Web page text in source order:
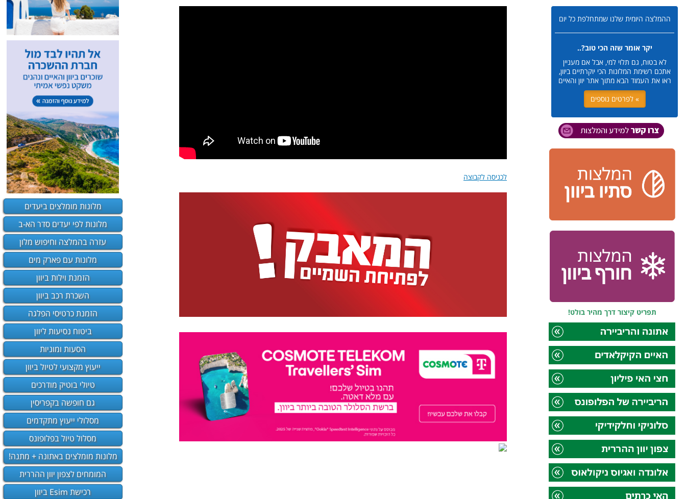
ההמלצה היומית שלנו שמתחלפת כל יום
יקר אומר שזה הכי טוב?..
לא בטוח, גם תלוי למי, אבל אם מעניין
אתכם רשימת המלונות הכי יוקרתיים ביוון,
ראו את העמוד הבא מתוך אתר יוון והאיים
» לפרטים נוספים
תפריט קיצור דרך מהיר בולט!
לכניסה לקבוצה
מלונות מומלצים ביעדים
מלונות לפי יעדים סדר הא-ב
עזרה בהמלצה וחיפוש מלון
מלונות עם פארק מים
הזמנת וילות ביוון
השכרת רכב ביוון
הזמנת כרטיסי הפלגה
ביטוח נסיעות ליוון
הסעות ומוניות
ייעוץ מקצועי לטיול ביוון
טיולי בוטיק מודרכים
גם חופשה בקפריסין
מסלולי ייעוץ מתקדמים
מסלול טיול בפלופונס
מלונות מומלצים באתונה + מתנה!
המומחים לצפון יוון ההררית
רכישת Esim ביוון